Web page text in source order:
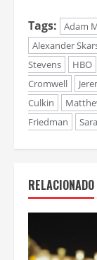
Tags: Adam
Alexander
Stevens
HBO
Cromwell
Culkin
Friedman
RELACIONADO